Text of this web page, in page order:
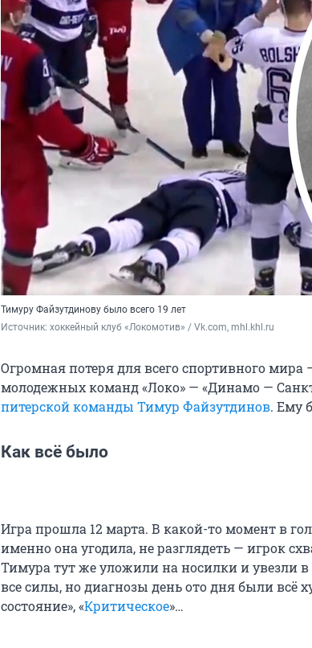
Тимуру Файзутдинову было всего 19 лет
Источник: хоккейный клуб «Локомотив» / Vk.com, mhl.khl.ru
Огромная потеря для всего спортивного мира
молодежных команд «Локо» — «Динамо —
питерской команды Тимур Файзутдинов. Ему
Как всё было
Игра прошла 12 марта. В какой-то момент в
именно она угодила, не разглядеть — игрок
Тимура тут же уложили на носилки и увезли
все силы, но диагнозы день ото дня были всё
состояние», «Критическое»…